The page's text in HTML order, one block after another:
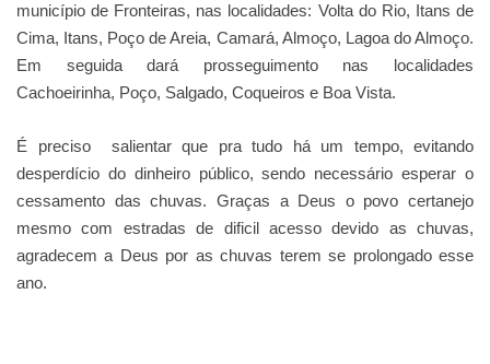
município de Fronteiras, nas localidades: Volta do Rio, Itans de
Cima, Itans, Poço de Areia, Camará, Almoço, Lagoa do Almoço.
Em seguida dará prosseguimento nas localidades
Cachoeirinha, Poço, Salgado, Coqueiros e Boa Vista.
É preciso salientar que pra tudo há um tempo, evitando
desperdício do dinheiro público, sendo necessário esperar o
cessamento das chuvas. Graças a Deus o povo certanejo
mesmo com estradas de dificil acesso devido as chuvas,
agradecem a Deus por as chuvas terem se prolongado esse
ano.